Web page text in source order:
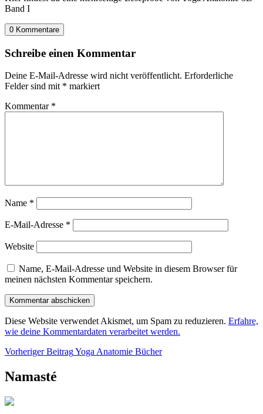
Band I
0 Kommentare
Schreibe einen Kommentar
Deine E-Mail-Adresse wird nicht veröffentlicht. Erforderliche
Felder sind mit * markiert
Kommentar *
Name *
E-Mail-Adresse *
Website
Name, E-Mail-Adresse und Website in diesem Browser für
meinen nächsten Kommentar speichern.
Diese Website verwendet Akismet, um Spam zu reduzieren. Erfahre,
wie deine Kommentardaten verarbeitet werden.
Beitragsnavigation
Vorheriger BeitragYoga Anatomie BücherVorheriger
Namasté